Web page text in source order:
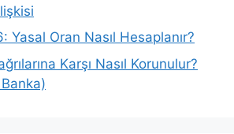
Yasal Oran Nasıl Hesaplanır?
Karşı Nasıl Korunulur?